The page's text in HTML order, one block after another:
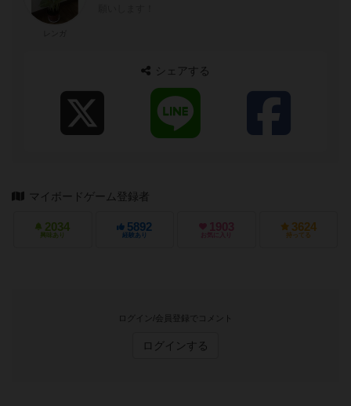
シェアする
マイボードゲーム登録者
2034
興味あり
5892
経験あり
1903
お気に入り
3624
持ってる
ログイン/会員登録でコメント
ログインする